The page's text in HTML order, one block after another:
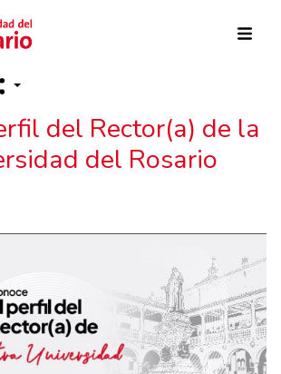
del Rector(a) de la
del Rosario